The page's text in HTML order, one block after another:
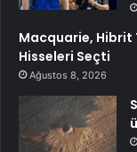
Macquarie, Hibrit
Hisseleri Seçti
Ağustos 8, 2026